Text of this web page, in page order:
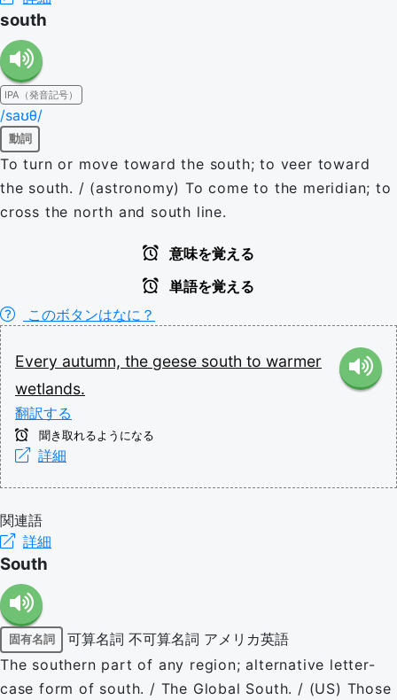
south
IPA（発音記号）
/saʊθ/
動詞
To turn or move toward the south; to veer toward
the south. / (astronomy) To come to the meridian; to
cross the north and south line.
意味を覚える
単語を覚える
このボタンはなに？
Every autumn, the geese south to warmer
wetlands.
翻訳する
聞き取れるようになる
詳細
関連語
詳細
South
固有名詞 可算名詞 不可算名詞 アメリカ英語
The southern part of any region; alternative letter-
case form of south. / The Global South. / (US) Those